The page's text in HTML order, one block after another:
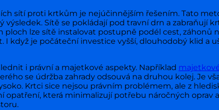
sítí proti krtkům je nejúčinnějším řešením. Tato
Sítě se pokládají pod travní drn a zabraňují
ploch lze sítě instalovat postupně podél cest, záhonů
je počáteční investice vyšší, dlouhodobý klid a
i právní a majetkové aspekty. Například
se údržba zahrady odsouvá na druhou kolej. Je
Krtci sice nejsou právním problémem, ale z
která minimalizují potřebu náročných oprav